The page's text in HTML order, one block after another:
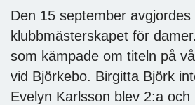
Den 15 september avgjordes
klubbmästerskapet för
som kämpade om titeln på
vid Björkebo. Birgitta Björk
Evelyn Karlsson blev 2:a